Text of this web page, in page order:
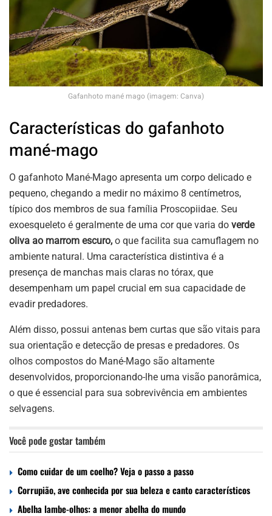
Gafanhoto mané mago (imagem: Canva)
Características do gafanhoto
mané-mago
O gafanhoto Mané-Mago apresenta um corpo delicado e
pequeno, chegando a medir no máximo 8 centímetros,
típico dos membros de sua família Proscopiidae. Seu
exoesqueleto é geralmente de uma cor que varia do verde
oliva ao marrom escuro, o que facilita sua camuflagem no
ambiente natural. Uma característica distintiva é a
presença de manchas mais claras no tórax, que
desempenham um papel crucial em sua capacidade de
evadir predadores.
Além disso, possui antenas bem curtas que são vitais para
sua orientação e detecção de presas e predadores. Os
olhos compostos do Mané-Mago são altamente
desenvolvidos, proporcionando-lhe uma visão panorâmica,
o que é essencial para sua sobrevivência em ambientes
selvagens.
Você pode gostar também
Como cuidar de um coelho? Veja o passo a passo
Corrupião, ave conhecida por sua beleza e canto característicos
Abelha lambe-olhos: a menor abelha do mundo